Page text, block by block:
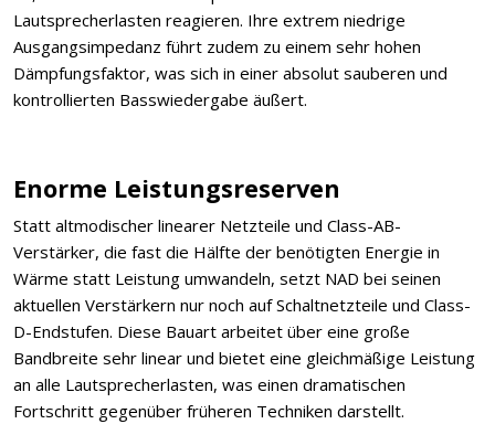
Lautsprecherlasten reagieren. Ihre extrem niedrige
Ausgangsimpedanz führt zudem zu einem sehr hohen
Dämpfungsfaktor, was sich in einer absolut sauberen und
kontrollierten Basswiedergabe äußert.
Enorme Leistungsreserven
Statt altmodischer linearer Netzteile und Class-AB-
Verstärker, die fast die Hälfte der benötigten Energie in
Wärme statt Leistung umwandeln, setzt NAD bei seinen
aktuellen Verstärkern nur noch auf Schaltnetzteile und Class-
D-Endstufen. Diese Bauart arbeitet über eine große
Bandbreite sehr linear und bietet eine gleichmäßige Leistung
an alle Lautsprecherlasten, was einen dramatischen
Fortschritt gegenüber früheren Techniken darstellt.